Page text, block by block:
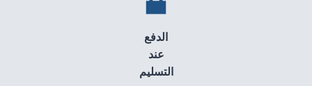
الدفع
عند
التسليم